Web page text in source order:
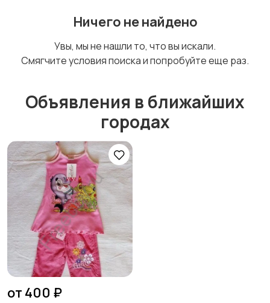
Товары для учебы
Детская одежда
Детский транспорт
Ничего не найдено
Увы, мы не нашли то, что вы искали.
Смягчите условия поиска и попробуйте еще раз.
Объявления в ближайших
городах
от 400 ₽